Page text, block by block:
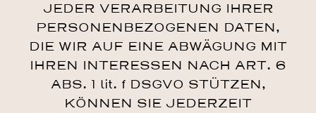
JEDER VERARBEITUNG IHRER
PERSONENBEZOGENEN DATEN,
DIE WIR AUF EINE ABWÄGUNG MIT
IHREN INTERESSEN NACH ART. 6
ABS. 1 lit. f DSGVO STÜTZEN,
KÖNNEN SIE JEDERZEIT